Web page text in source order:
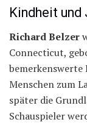
Kindheit und
Richard Belzer
Connecticut,
bemerkenswerte
Menschen zum
später die
Schauspieler